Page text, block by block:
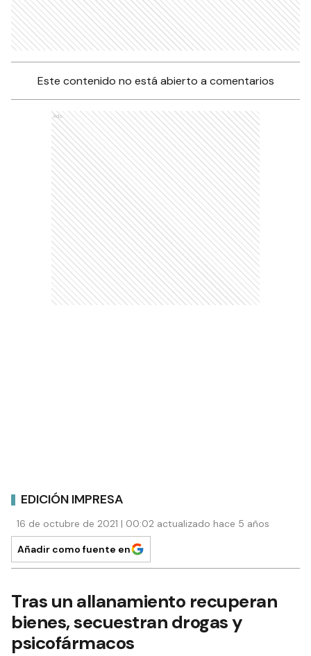
Este contenido no está abierto a comentarios
Ads
EDICIÓN IMPRESA
16 de octubre de 2021 | 00:02 actualizado hace 5 años
Añadir como fuente en
Tras un allanamiento recuperan
bienes, secuestran drogas y
psicofármacos